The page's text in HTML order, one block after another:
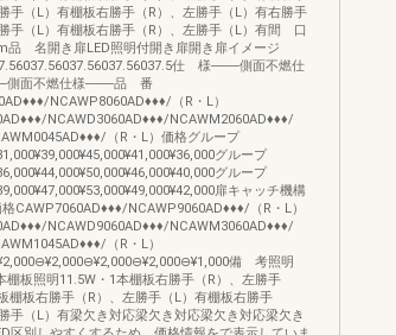
勝手（L）有棚板右勝手（R）、左勝手（L）有右勝手
勝手（L）有棚板右勝手（R）、左勝手（L）有間 口
品 名開き扉LED照明付開き扉開き扉イメージ
仕 様───側面不燃仕
面不燃仕様───品 番
NCAWP8060AD♦♦♦/（R・L）
NCAWD3060AD♦♦♦/NCAWM2060AD♦♦♦/
（R・L）価格グループ
グループ
グループ
扉キャッチ機構
CAWP7060AD♦♦♦/NCAWP9060AD♦♦♦/（R・L）
NCAWD9060AD♦♦♦/NCAWM3060AD♦♦♦/
（R・L）
備 考照明
棚板照明11.5W・1本棚板右勝手（R）、左勝手
棚板右勝手（R）、左勝手（L）有棚板右勝手
勝手（L）有梁欠き対応梁欠き対応梁欠き対応梁欠き